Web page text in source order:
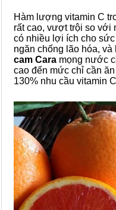
Hàm lượng vitamin C
rất cao, vượt trội so với
có nhiều lợi ích cho
ngăn chống lão hóa,
cam Cara mọng nước
cao đến mức chỉ cần
130% nhu cầu vitamin